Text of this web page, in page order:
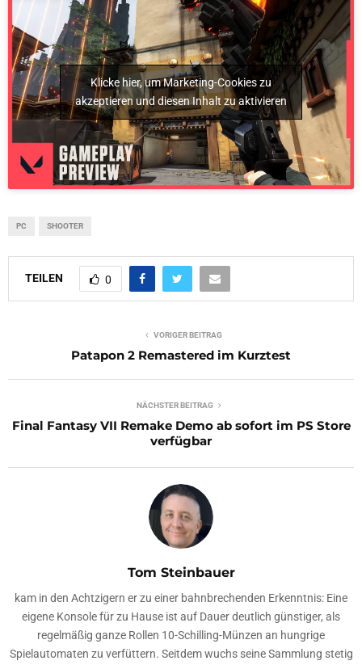
Klicke hier, um Marketing-Cookies zu
akzeptieren und diesen Inhalt zu aktivieren
PC SHOOTER
TEILEN 0
VORIGER BEITRAG
Patapon 2 Remastered im Kurztest
NÄCHSTER BEITRAG
Final Fantasy VII Remake Demo ab sofort im PS Store
verfügbar
Tom Steinbauer
kam in den Achtzigern er zu einer bahnbrechenden Erkenntnis: Eine
eigene Konsole für zu Hause ist auf Dauer deutlich günstiger, als
regelmäßig ganze Rollen 10-Schilling-Münzen an hungrige
Spielautomaten zu verfüttern. Seitdem wuchs seine Sammlung stetig